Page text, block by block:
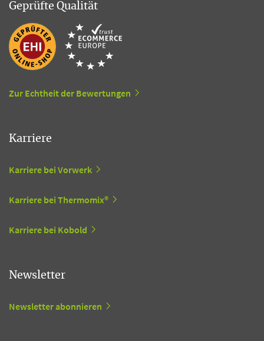
Geprüfte Qualität
Zur Echtheit der Bewertungen
Karriere
Karriere bei Vorwerk
Karriere bei Thermomix®
Karriere bei Kobold
Newsletter
Newsletter abonnieren